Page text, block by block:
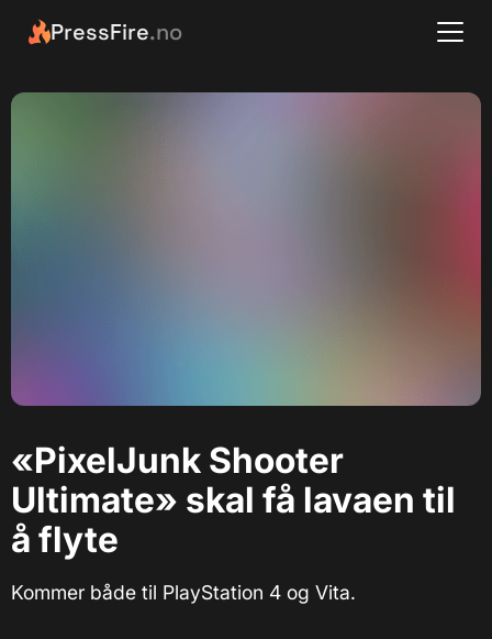
PressFire.no
«PixelJunk Shooter
Ultimate» skal få lavaen til
å flyte
Kommer både til PlayStation 4 og Vita.